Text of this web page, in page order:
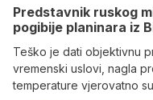
Predstavnik ruskog
pogibije planinara iz
Teško je dati objektivnu
vremenski uslovi, nagla
temperature vjerovatno